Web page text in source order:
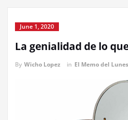
June 1, 2020
La genialidad de lo
By Wicho Lopez in El Memo del Lunes